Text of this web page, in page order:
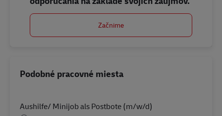
Začnime
Podobné pracovné miesta
Aushilfe/ Minijob als Postbote (m/w/d)